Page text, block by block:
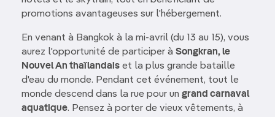
promotions avantageuses sur l'hébergement.
En venant à Bangkok à la mi-avril (du 13 au 15), vous
aurez l'opportunité de participer à Songkran, le
Nouvel An thaïlandais et la plus grande bataille
d'eau du monde. Pendant cet événement, tout le
monde descend dans la rue pour un grand carnaval
aquatique. Pensez à porter de vieux vêtements, à